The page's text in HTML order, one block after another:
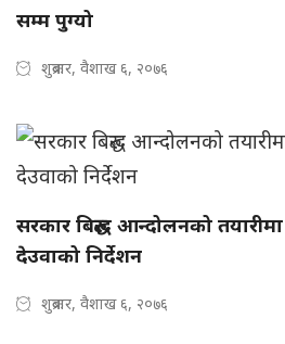
सम्म पुग्यो
शुक्रबार, वैशाख ६, २०७६
सरकार बिरुद्ध आन्दोलनको
देउवाको निर्देशन
शुक्रबार, वैशाख ६, २०७६